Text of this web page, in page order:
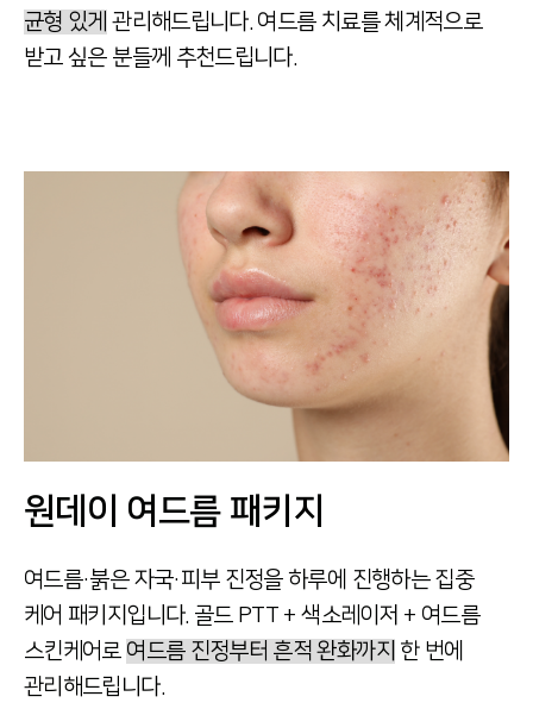
균형 있게 관리해드립니다. 여드름 치료를 체계적으로
받고 싶은 분들께 추천드립니다.
원데이 여드름 패키지
여드름·붉은 자국·피부 진정을 하루에 진행하는 집중
케어 패키지입니다. 골드 PTT + 색소레이저 + 여드름
스킨케어로 여드름 진정부터 흔적 완화까지 한 번에
관리해드립니다.